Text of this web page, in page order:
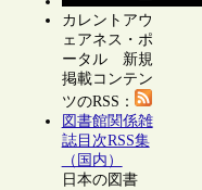
カレントアウ
ェアネス・ポ
ータル 新規
掲載コンテン
ツのRSS：
図書館関係雑
誌目次RSS集
（国内）
日本の図書